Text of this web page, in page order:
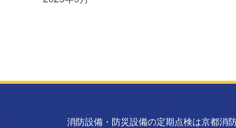
消防設備・防災設備の定期点検は京都消